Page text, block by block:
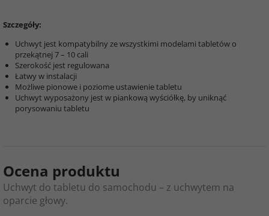
Szczegóły:
Uchwyt jest kompatybilny ze wszystkimi modelami tabletów o
przekątnej 7 – 10 cali
Szerokość jest regulowana
Łatwy w instalacji
Możliwe pionowe i poziome ustawienie tabletu
Uchwyt wyposażony jest w piankową wyściółkę, by uniknąć
porysowaniu tabletu
Ocena produktu
Uchwyt do tabletu do samochodu – z uchwytem na
oparcie głowy.